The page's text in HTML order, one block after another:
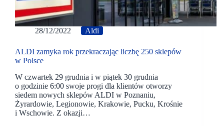
28/12/2022 Aldi
ALDI zamyka rok przekraczając liczbę 250 sklepów
w Polsce
W czwartek 29 grudnia i w piątek 30 grudnia
o godzinie 6:00 swoje progi dla klientów otworzy
siedem nowych sklepów ALDI w Poznaniu,
Żyrardowie, Legionowie, Krakowie, Pucku, Krośnie
i Wschowie. Z okazji…